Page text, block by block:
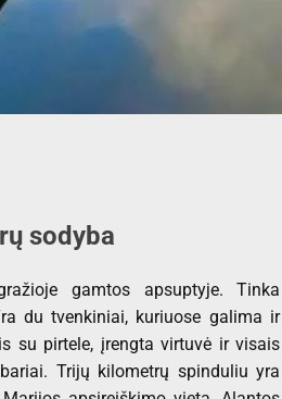
sodyba
gamtos apsuptyje. Tinka
du tvenkiniai, kuriuose galima ir
su pirtele, įrengta virtuvė ir visais
Trijų kilometrų spinduliu yra